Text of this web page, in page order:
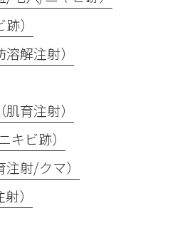
）
解注射）
育注射）
キビ跡）
射/クマ）
）